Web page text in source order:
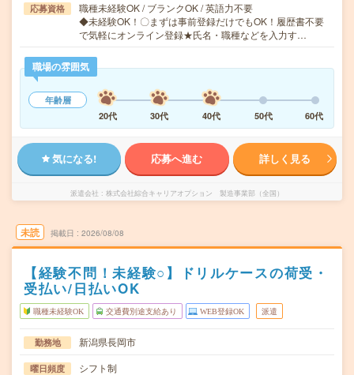
応募資格
職種未経験OK / ブランクOK / 英語力不要
◆未経験OK！〇まずは事前登録だけでもOK！履歴書不要
で気軽にオンライン登録★氏名・職種などを入力す…
職場の雰囲気
年齢層
20代
30代 40代 50代 60代
気になる! 応募へ進む 詳しく見る
派遣会社 株式会社綜合キャリアオプション 製造事業部（全国）
未読 掲載日 2026/08/08
【経験不問！未経験○】ドリルケースの荷受・
受払い/日払いOK
職種未経験OK 交通費別途支給あり WEB登録OK 派遣
勤務地 新潟県長岡市
曜日頻度 シフト制